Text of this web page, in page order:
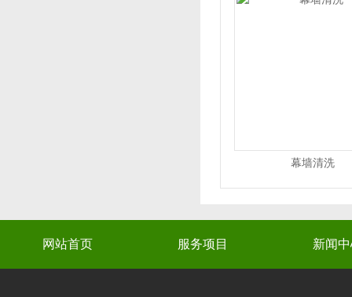
幕墙清洗
网站首页 服务项目 新闻